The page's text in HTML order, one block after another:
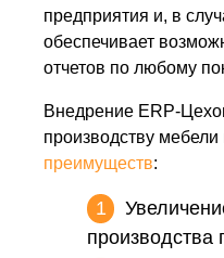
предприятия и, в
обеспечивает
отчетов по любому
Внедрение ERP-
производству
преимуществ:
производства